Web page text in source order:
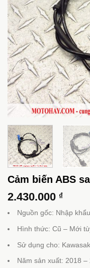
Cảm biến ABS
2.430.000 ₫
Nguồn gốc: Nhập
Hình thức: Cũ – Mới
Sử dụng cho:
Năm sản xuất: 2018 –